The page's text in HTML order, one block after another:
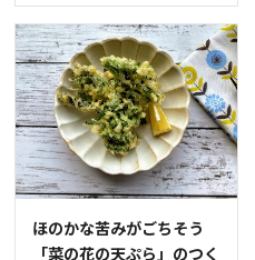
ほのかな苦みがごちそう
「菜の花の天ぷら」のつく